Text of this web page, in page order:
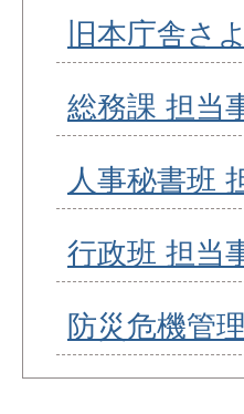
旧本庁舎さ
総務課 担当
人事秘書班
行政班 担当
防災危機管